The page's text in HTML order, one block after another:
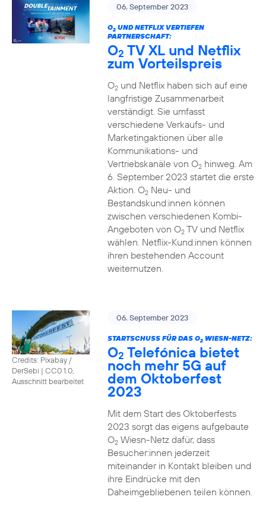
06. September 2023
O2UND NETFLIX VERTIEFEN
PARTNERSCHAFT:
O2 TV XL und Netflix
zum Vorteilspreis
O2und Netflix haben sich auf eine
langfristige Zusammenarbeit
verständigt. Sie umfasst
verschiedene Verkaufs- und
Marketingaktionen über alle
Kommunikations- und
Vertriebskanäle von O2hinweg. Am
6. September 2023 startet die erste
Aktion. O2Neu- und
Bestandskund:innen können
zwischen verschiedenen Kombi-
Angeboten von O2TV und Netflix
wählen. Netflix-Kund:innen können
ihren bestehenden Account
weiternutzen.
Credits: Pixabay /
DerSebi | CC0 1.0,
Ausschnitt bearbeitet
06. September 2023
STARTSCHUSS FÜR DAS O2WIESN-NETZ:
O2 Telefónica bietet
noch mehr 5G auf
dem Oktoberfest
2023
Mit dem Start des Oktoberfests
2023 sorgt das eigens aufgebaute
O2Wiesn-Netz dafür, dass
Besucher:innen jederzeit
miteinander in Kontakt bleiben und
ihre Eindrücke mit den
Daheimgebliebenen teilen können.